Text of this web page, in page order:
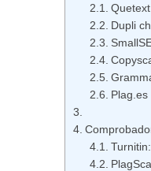
Dupli
Plag.es
Turnitin: